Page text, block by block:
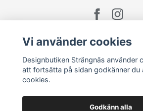
Vi använder cookies
Designbutiken Strängnäs använder
att fortsätta på sidan godkänner du
cookies.
Godkänn alla